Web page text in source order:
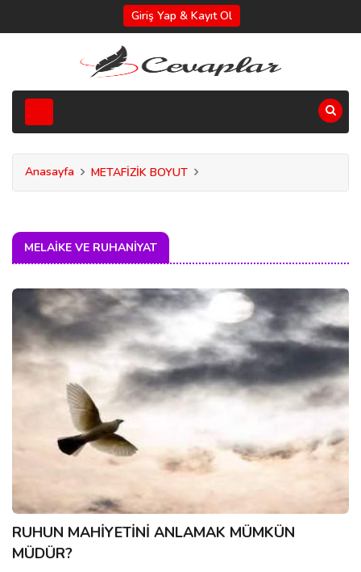
Giriş Yap & Kayıt Ol
Anasayfa METAFİZİK BOYUT
MELAIKE VE RUHANIYAT
RUHUN MAHİYETİNİ ANLAMAK MÜMKÜN
MÜDÜR?